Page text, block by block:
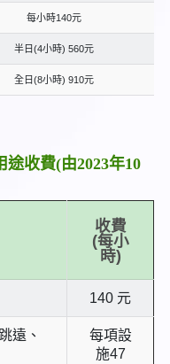
每小時140元
半日(4小時) 560元
全日(8小時) 910元
收費(由2023年10
收費
(每小
時)
140 元
遠、
每項設
施47